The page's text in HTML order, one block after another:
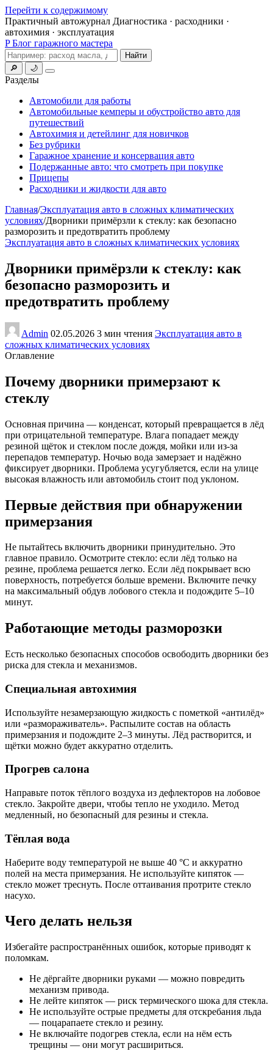
Перейти к содержимому
Практичный автожурнал Диагностика · расходники ·
автохимия · эксплуатация
P Блог гаражного мастера
Поиск
Найти
🔎
🌙
Меню
Разделы
Автомобили для работы
Автомобильные кемперы и обустройство авто для
путешествий
Автохимия и детейлинг для новичков
Без рубрики
Гаражное хранение и консервация авто
Подержанные авто: что смотреть при покупке
Прицепы
Расходники и жидкости для авто
Главная/Эксплуатация авто в сложных климатических
условиях/Дворники примёрзли к стеклу: как безопасно
разморозить и предотвратить проблему
Эксплуатация авто в сложных климатических условиях
Дворники примёрзли к стеклу: как
безопасно разморозить и
предотвратить проблему
Admin 02.05.2026 3 мин чтения Эксплуатация авто в
сложных климатических условиях
Оглавление
Почему дворники примерзают к
стеклу
Основная причина — конденсат, который превращается в лёд
при отрицательной температуре. Влага попадает между
резиной щёток и стеклом после дождя, мойки или из-за
перепадов температур. Ночью вода замерзает и надёжно
фиксирует дворники. Проблема усугубляется, если на улице
высокая влажность или автомобиль стоит под уклоном.
Первые действия при обнаружении
примерзания
Не пытайтесь включить дворники принудительно. Это
главное правило. Осмотрите стекло: если лёд только на
резине, проблема решается легко. Если лёд покрывает всю
поверхность, потребуется больше времени. Включите печку
на максимальный обдув лобового стекла и подождите 5–10
минут.
Работающие методы разморозки
Есть несколько безопасных способов освободить дворники без
риска для стекла и механизмов.
Специальная автохимия
Используйте незамерзающую жидкость с пометкой «антилёд»
или «размораживатель». Распылите состав на область
примерзания и подождите 2–3 минуты. Лёд растворится, и
щётки можно будет аккуратно отделить.
Прогрев салона
Направьте поток тёплого воздуха из дефлекторов на лобовое
стекло. Закройте двери, чтобы тепло не уходило. Метод
медленный, но безопасный для резины и стекла.
Тёплая вода
Наберите воду температурой не выше 40 °C и аккуратно
полей на места примерзания. Не используйте кипяток —
стекло может треснуть. После оттаивания протрите стекло
насухо.
Чего делать нельзя
Избегайте распространённых ошибок, которые приводят к
поломкам.
Не дёргайте дворники руками — можно повредить
механизм привода.
Не лейте кипяток — риск термического шока для стекла.
Не используйте острые предметы для отскребания льда
— поцарапаете стекло и резину.
Не включайте подогрев стекла, если на нём есть
трещины — они могут расшириться.